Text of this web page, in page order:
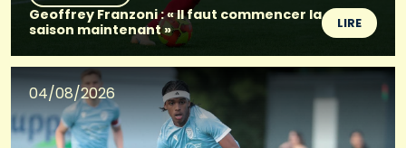
Geoffrey Franzoni : « Il faut commencer la
saison maintenant »
LIRE
04/08/2026